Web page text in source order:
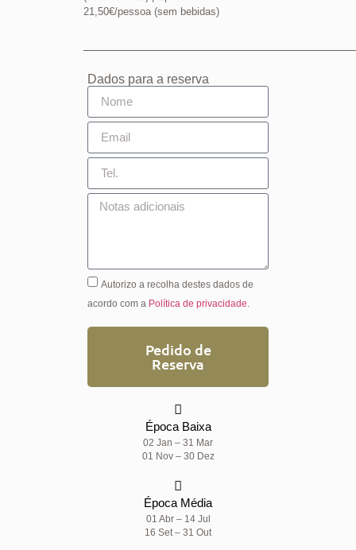
21,50€/pessoa (sem bebidas)
Dados para a reserva
Autorizo a recolha destes dados de
acordo com a Política de privacidade
Pedido de
Reserva
Época Baixa
02 Jan – 31 Mar
01 Nov – 30 Dez
Época Média
01 Abr – 14 Jul
16 Set – 31 Out